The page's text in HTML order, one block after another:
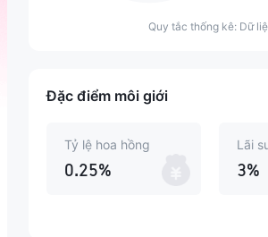
Quy tắc thống kê: Dữ
Đặc điểm môi giới
Tỷ lệ hoa hồng
0.25%
Lãi
3%